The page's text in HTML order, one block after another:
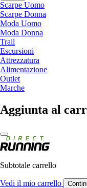
Scarpe Uomo
Scarpe Donna
Moda Uomo
Moda Donna
Trail
Escursioni
Attrezzatura
Alimentazione
Outlet
Marche
Aggiunta al
Subtotale carrello
Vedi il mio carrello